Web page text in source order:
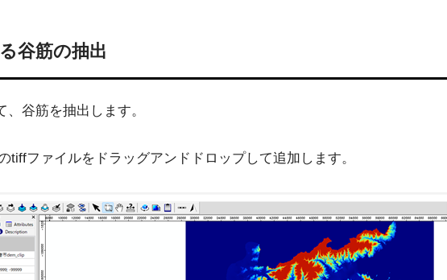
谷筋の抽出
、谷筋を抽出します。
tiffファイルをドラッグアンドドロップして追加します。